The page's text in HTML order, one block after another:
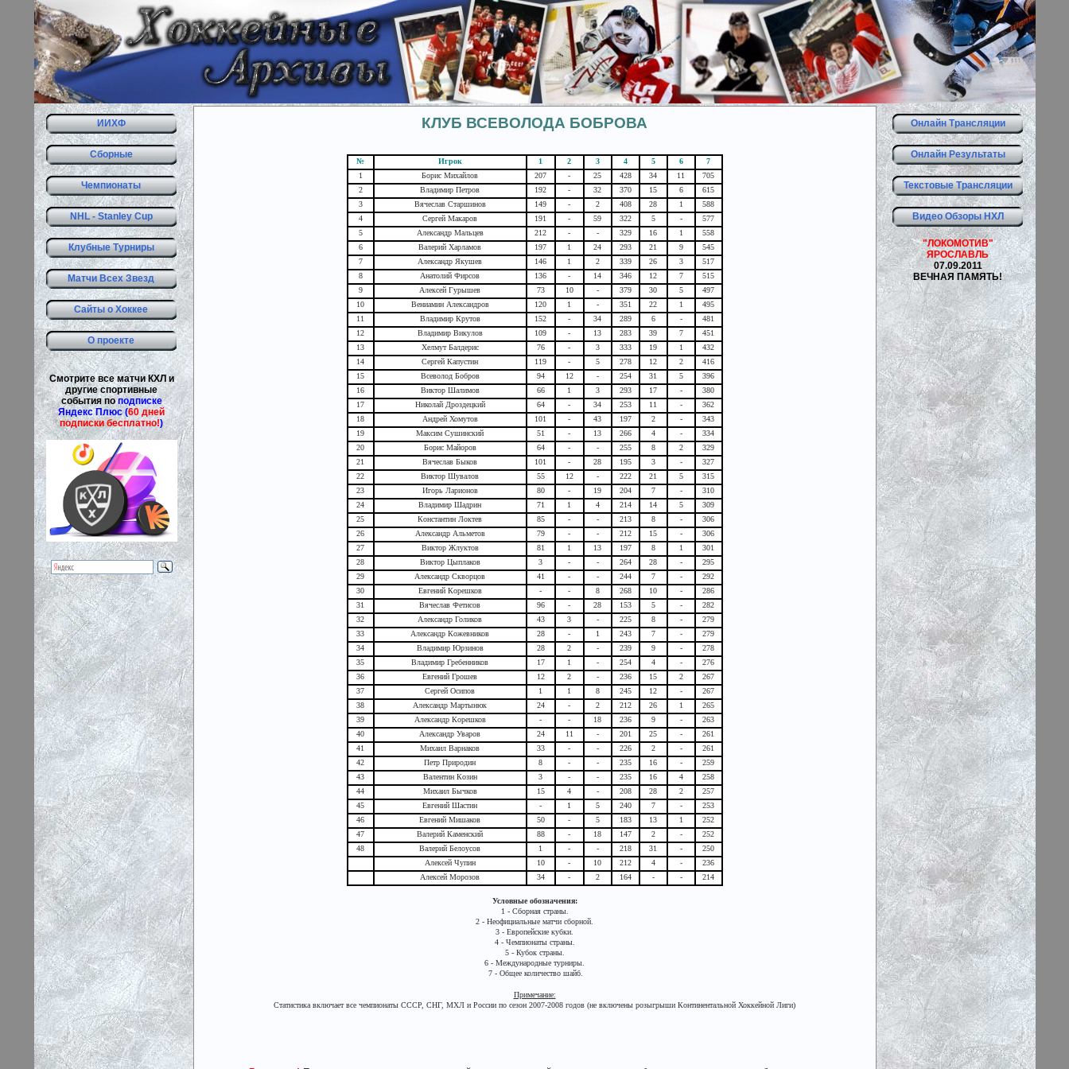
ИИХФ
Сборные
Чемпионаты
NHL - Stanley Cup
Клубные Турниры
Матчи Всех Звезд
Сайты о Хоккее
О проекте
Смотрите все матчи КХЛ и
другие спортивные
события поподписке
Яндекс Плюс (60 дней
подписки бесплатно!)
Онлайн Трансляции
Онлайн Результаты
Текстовые Трансляции
Видео Обзоры НХЛ
"ЛОКОМОТИВ"
ЯРОСЛАВЛЬ
07.09.2011
ВЕЧНАЯ ПАМЯТЬ!
КЛУБ ВСЕВОЛОДА БОБРОВА
№ Игрок 1 2 3 4 5 6
7
1
Борис Михайлов 207 - 25 428 34 11
705
2
Владимир Петров 192 - 32 370 15 6
615
3
Вячеслав Старшинов 149 - 2 408 28 1
588
4
Сергей Макаров 191 - 59 322 5 -
577
5
Александр Мальцев 212 - - 329 16 1
558
6
Валерий Харламов 197 1 24 293 21 9
545
7
Александр Якушев 146 1 2 339 26 3
517
8
Анатолий Фирсов 136 - 14 346 12 7
515
9
Алексей Гурышев 73 10 - 379 30 5
497
10
Вениамин Александров 120 1 - 351 22 1
495
11
Владимир Крутов 152 - 34 289 6 -
481
12
Владимир Викулов 109 - 13 283 39 7
451
13
Хелмут Балдерис 76 - 3 333 19 1
432
14
Сергей Капустин 119 - 5 278 12 2
416
15
Всеволод Бобров 94 12 - 254 31 5
396
16
Виктор Шалимов 66 1 3 293 17 -
380
17
Николай Дроздецкий 64 - 34 253 11 -
362
18
Андрей Хомутов 101 - 43 197 2 -
343
19
Максим Сушинский 51 - 13 266 4 -
334
20
Борис Майоров 64 - - 255 8 2
329
21
Вячеслав Быков 101 - 28 195 3 -
327
22
Виктор Шувалов 55 12 - 222 21 5
315
23
Игорь Ларионов 80 - 19 204 7 -
310
24
Владимир Шадрин 71 1 4 214 14 5
309
25
Константин Локтев 85 - - 213 8 -
306
26
Александр Альметов 79 - - 212 15 -
306
27
Виктор Жлуктов 81 1 13 197 8 1
301
28
Виктор Цыплаков 3 - - 264 28 -
295
29
Александр Скворцов 41 - - 244 7 -
292
30
Евгений Корешков - - 8 268 10 -
286
31
Вячеслав Фетисов 96 - 28 153 5 -
282
32
Александр Голиков 43 3 - 225 8 -
279
33
Александр Кожевников 28 - 1 243 7 -
279
34
Владимир Юрзинов 28 2 - 239 9 -
278
35
Владимир Гребенников 17 1 - 254 4 -
276
36
Евгений Грошев 12 2 - 236 15 2
267
37
Сергей Осипов 1 1 8 245 12 -
267
38
Александр Мартынюк 24 - 2 212 26 1
265
39
Александр Корешков - - 18 236 9 -
263
40
Александр Уваров 24 11 - 201 25 -
261
41
Михаил Варнаков 33 - - 226 2 -
261
42
Петр Природин 8 - - 235 16 -
259
43
Валентин Козин 3 - - 235 16 4
258
44
Михаил Бычков 15 4 - 208 28 2
257
45
Евгений Шастин - 1 5 240 7 -
253
46
Евгений Мишаков 50 - 5 183 13 1
252
47
Валерий Каменский 88 - 18 147 2 -
252
48
Валерий Белоусов 1 - - 218 31 -
250
Алексей Чупин
10 - 10 212 4 -
236
Алексей Морозов
34 - 2 164 - - 214
Условные обозначения:
1 - Сборная страны.
2 - Неофициальные матчи сборной.
3 - Европейские кубки.
4 - Чемпионаты страны.
5 - Кубок страны.
6 - Международные турниры.
7 - Общее количество шайб.
Примечание:
Статистика включает все чемпионаты СССР, СНГ, МХЛ и России по сезон 2007-2008 годов (не включены розыгрыши Континентальной Хоккейной Лиги)